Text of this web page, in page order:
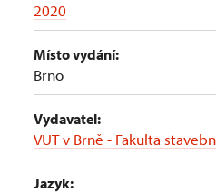
2020
Místo vydání:
Brno
Vydavatel:
VUT v Brně - Fakulta
Jazyk: